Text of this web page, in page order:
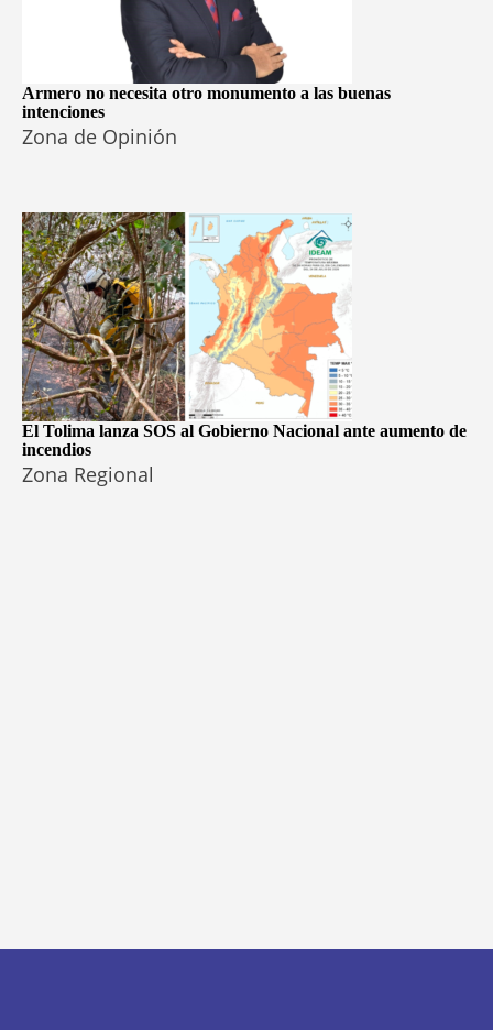
Armero no necesita otro monumento a las buenas
intenciones
Zona de Opinión
El Tolima lanza SOS al Gobierno Nacional ante aumento de
incendios
Zona Regional